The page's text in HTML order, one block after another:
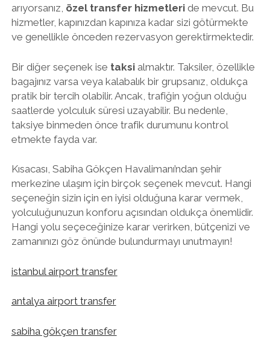
arıyorsanız, özel transfer hizmetleride mevcut. Bu
hizmetler, kapınızdan kapınıza kadar sizi götürmekte
ve genellikle önceden rezervasyon gerektirmektedir.
Bir diğer seçenek ise taksialmaktır. Taksiler, özellikle
bagajınız varsa veya kalabalık bir grupsanız, oldukça
pratik bir tercih olabilir. Ancak, trafiğin yoğun olduğu
saatlerde yolculuk süresi uzayabilir. Bu nedenle,
taksiye binmeden önce trafik durumunu kontrol
etmekte fayda var.
Kısacası, Sabiha Gökçen Havalimanı’ndan şehir
merkezine ulaşım için birçok seçenek mevcut. Hangi
seçeneğin sizin için en iyisi olduğuna karar vermek,
yolculuğunuzun konforu açısından oldukça önemlidir.
Hangi yolu seçeceğinize karar verirken, bütçenizi ve
zamanınızı göz önünde bulundurmayı unutmayın!
istanbul airport transfer
antalya airport transfer
sabiha gökçen transfer